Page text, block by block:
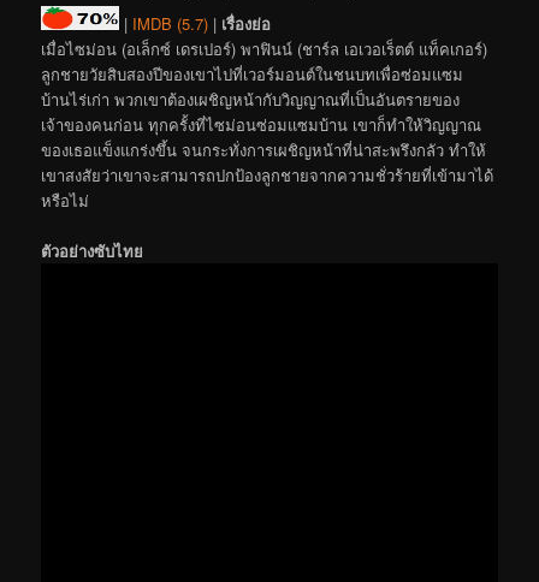
| IMDB (5.7) | เรื่องย่อ
เมื่อไซม่อน (อเล็กซ์ เดรเปอร์) พาฟินน์ (ชาร์ล เอเวอเร็ตต์ แท็คเกอร์)
ลูกชายวัยสิบสองปีของเขาไปที่เวอร์มอนต์ในชนบทเพื่อซ่อมแซม
บ้านไร่เก่า พวกเขาต้องเผชิญหน้ากับวิญญาณที่เป็นอันตรายของ
เจ้าของคนก่อน ทุกครั้งที่ไซม่อนซ่อมแซมบ้าน เขาก็ทำให้วิญญาณ
ของเธอแข็งแกร่งขึ้น จนกระทั่งการเผชิญหน้าที่น่าสะพรึงกลัว ทำให้
เขาสงสัยว่าเขาจะสามารถปกป้องลูกชายจากความชั่วร้ายที่เข้ามาได้
หรือไม่
ตัวอย่างซับไทย